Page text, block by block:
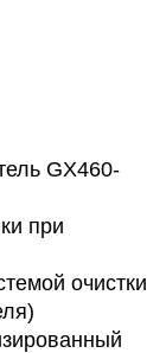
GX460-
при
очистки